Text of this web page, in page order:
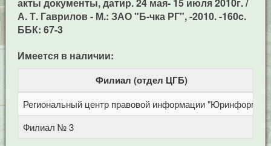
А. Т. Гаврилов - М.: ЗАО "Б-чка РГ", -2010. -160c.
ББК: 67-3
Имеется в наличии:
Филиал (отдел ЦГБ)
Региональный центр правовой информации "Юринформ"
Филиал № 3